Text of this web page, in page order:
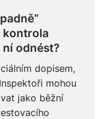
kontrola
odnést?
dopisem,
mohou
jako běžní